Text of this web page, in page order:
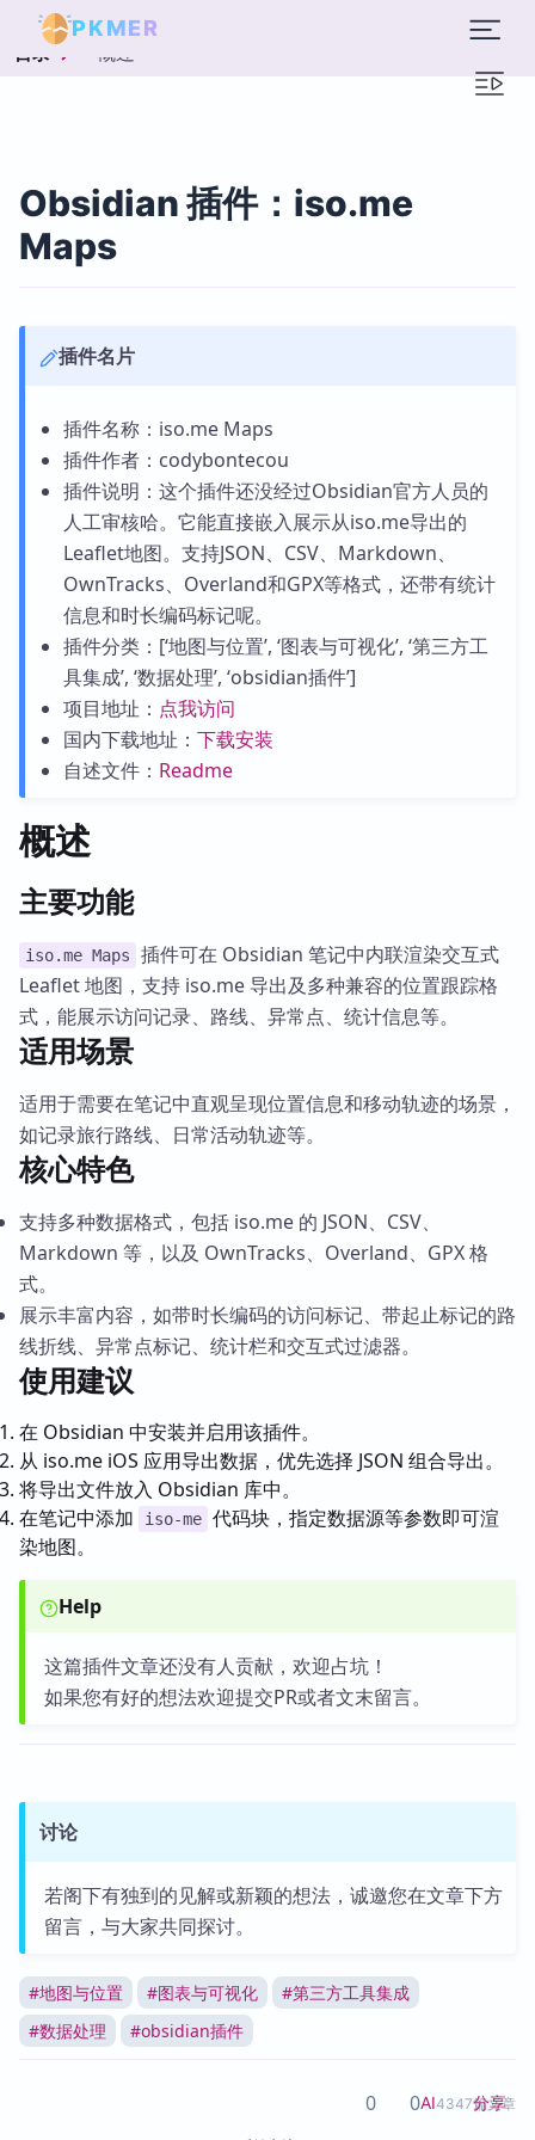
PKMER
目录 概述
Obsidian 插件：iso.me
Maps
插件名片
插件名称：iso.me Maps
插件作者：codybontecou
插件说明：这个插件还没经过Obsidian官方人员的
人工审核哈。它能直接嵌入展示从iso.me导出的
Leaflet地图。支持JSON、CSV、Markdown、
OwnTracks、Overland和GPX等格式，还带有统计
信息和时长编码标记呢。
插件分类：[‘地图与位置’, ‘图表与可视化’, ‘第三方工
具集成’, ‘数据处理’, ‘obsidian插件’]
项目地址： 点我访问
国内下载地址： 下载安装
自述文件： Readme
概述
主要功能
iso.me Maps
插件可在 Obsidian 笔记中内联渲染交互式
Leaflet 地图，支持 iso.me 导出及多种兼容的位置跟踪格
式，能展示访问记录、路线、异常点、统计信息等。
适用场景
适用于需要在笔记中直观呈现位置信息和移动轨迹的场景，
如记录旅行路线、日常活动轨迹等。
核心特色
支持多种数据格式，包括 iso.me 的 JSON、CSV、
Markdown 等，以及 OwnTracks、Overland、GPX 格
式。
展示丰富内容，如带时长编码的访问标记、带起止标记的路
线折线、异常点标记、统计栏和交互式过滤器。
使用建议
在 Obsidian 中安装并启用该插件。
从 iso.me iOS 应用导出数据，优先选择 JSON 组合导出。
将导出文件放入 Obsidian 库中。
在笔记中添加
iso-me 代码块，指定数据源等参数即可渲
染地图。
Help
这篇插件文章还没有人贡献，欢迎占坑！
如果您有好的想法欢迎提交PR或者文末留言。
讨论
若阁下有独到的见解或新颖的想法，诚邀您在文章下方
留言，与大家共同探讨。
#地图与位置 #图表与可视化 #第三方工具集成
#数据处理 #obsidian插件
AI4347篇文章
0 0 分享